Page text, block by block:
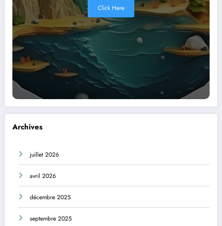
Click Here
Archives
juillet 2026
avril 2026
décembre 2025
septembre 2025